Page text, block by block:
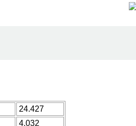
24.427
4.032